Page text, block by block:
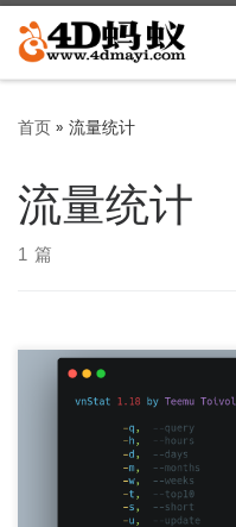
Skip to content
首页» 流量统计
流量统计
1 篇
使用环境 Ubuntu 安装
root@www:~# vnstat --